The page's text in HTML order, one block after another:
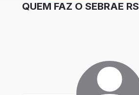
QUEM FAZ O SEBRAE RS